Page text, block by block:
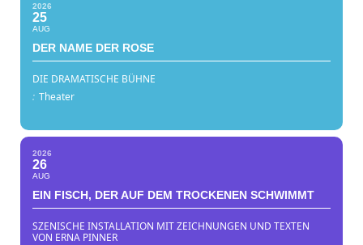
2026
25
AUG
DER NAME DER ROSE
DIE DRAMATISCHE BÜHNE
: Theater
2026
26
AUG
EIN FISCH, DER AUF DEM TROCKENEN SCHWIMMT
SZENISCHE INSTALLATION MIT ZEICHNUNGEN UND TEXTEN
VON ERNA PINNER